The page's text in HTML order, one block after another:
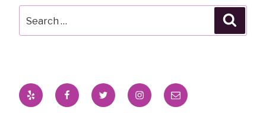
for:
Yelp FacebookTwitterInstagram
Email